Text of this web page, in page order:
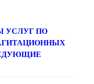
УСЛУГ ПО